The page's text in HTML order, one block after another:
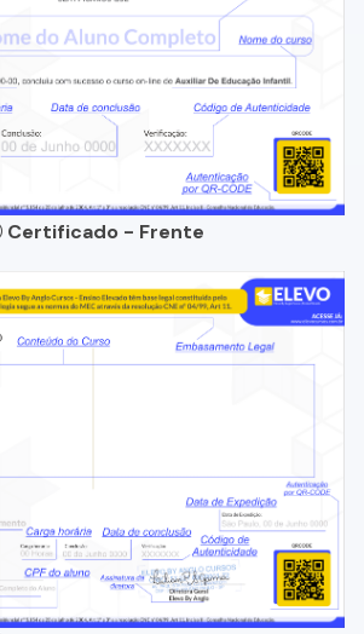
Certificado - Frente